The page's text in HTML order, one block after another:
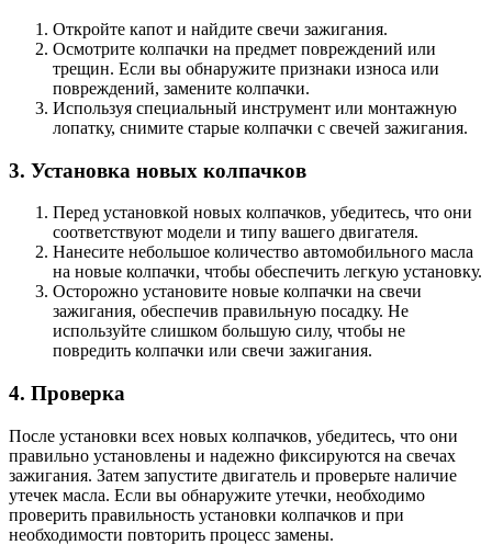
Откройте капот и найдите свечи зажигания.
Осмотрите колпачки на предмет повреждений или
трещин. Если вы обнаружите признаки износа или
повреждений, замените колпачки.
Используя специальный инструмент или монтажную
лопатку, снимите старые колпачки с свечей зажигания.
3. Установка новых колпачков
Перед установкой новых колпачков, убедитесь, что они
соответствуют модели и типу вашего двигателя.
Нанесите небольшое количество автомобильного масла
на новые колпачки, чтобы обеспечить легкую установку.
Осторожно установите новые колпачки на свечи
зажигания, обеспечив правильную посадку. Не
используйте слишком большую силу, чтобы не
повредить колпачки или свечи зажигания.
4. Проверка
После установки всех новых колпачков, убедитесь, что они
правильно установлены и надежно фиксируются на свечах
зажигания. Затем запустите двигатель и проверьте наличие
утечек масла. Если вы обнаружите утечки, необходимо
проверить правильность установки колпачков и при
необходимости повторить процесс замены.